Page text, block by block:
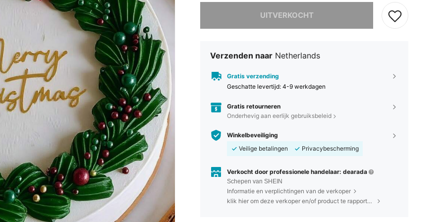
UITVERKOCHT
Verzenden naar Netherlands
Gratis verzending
Geschatte levertijd: 4-9 werkdagen
Gratis retourneren
Onderhevig aan eerlijk gebruiksbeleid
Winkelbeveiliging
Veilige betalingen
Privacybescherming
Verkocht door professionele handelaar: dearada
Schepen van SHEIN
Informatie en verplichtingen van de verkoper
klik hier om deze verkoper en/of product te rapporteren.